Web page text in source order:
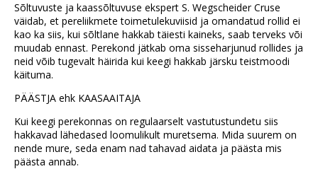
Sõltuvuste ja kaassõltuvuse ekspert S. Wegscheider Cruse
väidab, et pereliikmete toimetulekuviisid ja omandatud rollid ei
kao ka siis, kui sõltlane hakkab täiesti kaineks, saab terveks või
muudab ennast. Perekond jätkab oma sisseharjunud rollides ja
neid võib tugevalt häirida kui keegi hakkab järsku teistmoodi
käituma.
PÄÄSTJA ehk KAASAAITAJA
Kui keegi perekonnas on regulaarselt vastutustundetu siis
hakkavad lähedased loomulikult muretsema. Mida suurem on
nende mure, seda enam nad tahavad aidata ja päästa mis
päästa annab.